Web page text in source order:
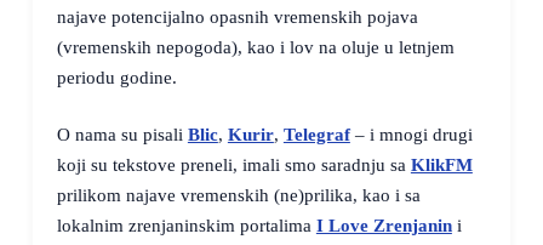
najave potencijalno opasnih vremenskih pojava
(vremenskih nepogoda), kao i lov na oluje u letnjem
periodu godine.
O nama su pisali Blic, Kurir, Telegraf– i mnogi drugi
koji su tekstove preneli, imali smo saradnju sa KlikFM
prilikom najave vremenskih (ne)prilika, kao i sa
lokalnim zrenjaninskim portalima I Love Zrenjanini